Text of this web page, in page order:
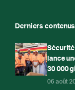
Derniers contenus
Sécurité
lance
30 000
06 août